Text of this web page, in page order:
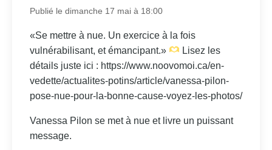
Publié le dimanche 17 mai à 18:00
«Se mettre à nue. Un exercice à la fois
vulnérabilisant, et émancipant.»
Lisez les
détails juste ici : https://www.noovomoi.ca/en-
vedette/actualites-potins/article/vanessa-pilon-
pose-nue-pour-la-bonne-cause-voyez-les-photos/
Vanessa Pilon se met à nue et livre un puissant
message.